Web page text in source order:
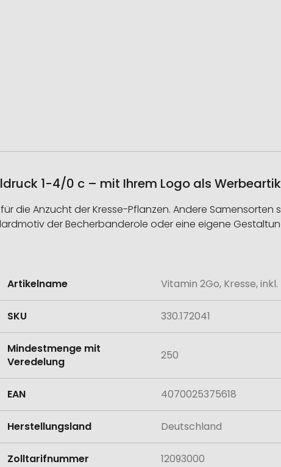
1-4/0 c – mit Ihrem Logo als
die Anzucht der Kresse-Pflanzen. Andere
der Becherbanderole oder eine eigene
Informationen
Artikelname Vitamin 2Go, Kresse,
SKU 330.172041
Mindestmenge mit
Veredelung
250
EAN 4070025375618
Herstellungsland Deutschland
Zolltarifnummer 12093000